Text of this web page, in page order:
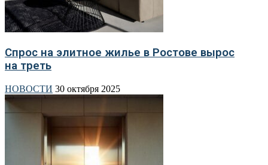
Спрос на элитное жилье в Ростове вырос
на треть
НОВОСТИ 30 октября 2025